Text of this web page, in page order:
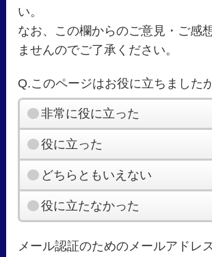
い。
なお、この欄からのご意見・ご感
ませんのでご了承ください。
Q.このページはお役に立ちました
非常に役に立った
役に立った
どちらともいえない
役に立たなかった
メール認証のためのメールアドレ